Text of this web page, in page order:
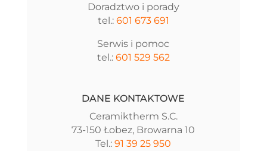
Doradztwo i porady
tel.: 601 673 691
Serwis i pomoc
tel.: 601 529 562
DANE KONTAKTOWE
Ceramiktherm S.C.
73-150 Łobez, Browarna 10
Tel.:91 39 25 950